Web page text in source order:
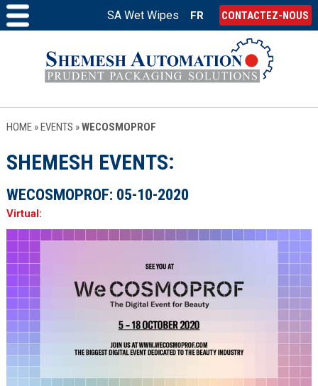
SA Wet Wipes FR CONTACTEZ-NOUS
HOME»EVENTS »WECOSMOPROF
SHEMESH EVENTS
WECOSMOPROF: 05-10-2020
Virtual: